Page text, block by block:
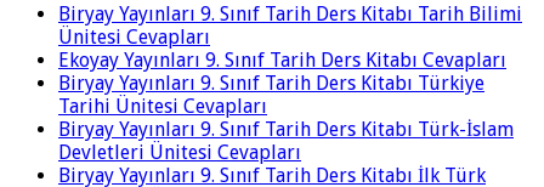
Biryay Yayınları 9. Sınıf Tarih Ders Kitabı Tarih Bilimi
Ünitesi Cevapları
Ekoyay Yayınları 9. Sınıf Tarih Ders Kitabı Cevapları
Biryay Yayınları 9. Sınıf Tarih Ders Kitabı Türkiye
Tarihi Ünitesi Cevapları
Biryay Yayınları 9. Sınıf Tarih Ders Kitabı Türk-İslam
Devletleri Ünitesi Cevapları
Biryay Yayınları 9. Sınıf Tarih Ders Kitabı İlk Türk